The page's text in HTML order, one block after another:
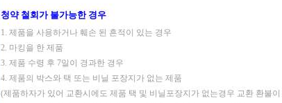
청약 철회가 불가능한 경우
1. 제품을 사용하거나 훼손 된 흔적이 있는 경우
2. 마킹을 한 제품
3. 제품 수령 후 7일이 경과한 경우
4. 제품의 박스와 택 또는 비닐 포장지가 없는 제품
(제품하자가 있어 교환시에도 제품 택 및 비닐포장지가 없는경우 교환 환불